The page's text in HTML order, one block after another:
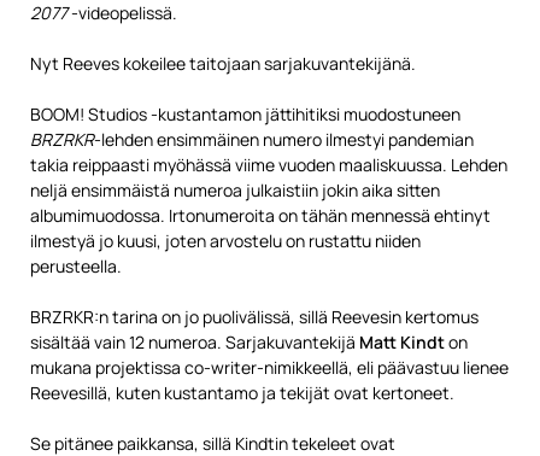
2077-videopelissä.
Nyt Reeves kokeilee taitojaan sarjakuvantekijänä.
BOOM! Studios -kustantamon jättihitiksi muodostuneen
BRZRKR-lehden ensimmäinen numero ilmestyi pandemian
takia reippaasti myöhässä viime vuoden maaliskuussa. Lehden
neljä ensimmäistä numeroa julkaistiin jokin aika sitten
albumimuodossa. Irtonumeroita on tähän mennessä ehtinyt
ilmestyä jo kuusi, joten arvostelu on rustattu niiden
perusteella.
BRZRKR:n tarina on jo puolivälissä, sillä Reevesin kertomus
sisältää vain 12 numeroa. Sarjakuvantekijä Matt Kindton
mukana projektissa co-writer-nimikkeellä, eli päävastuu lienee
Reevesillä, kuten kustantamo ja tekijät ovat kertoneet.
Se pitänee paikkansa, sillä Kindtin tekeleet ovat